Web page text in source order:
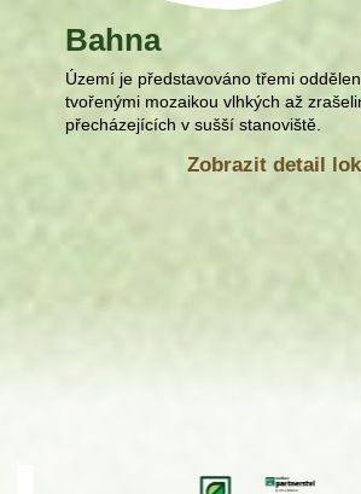
Bahna
Území je představováno třemi
tvořenými mozaikou vlhkých až
přecházejících v sušší stanoviště.
Zobrazit detail